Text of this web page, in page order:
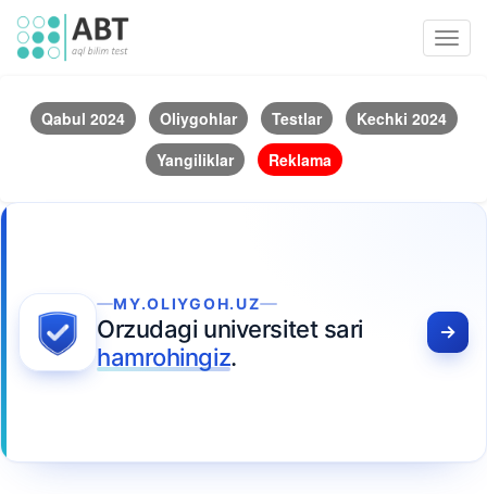
Qabul 2024 Oliygohlar Testlar
Kechki 2024
Yangiliklar
Reklama
MY.OLIYGOH.UZ
Orzudagi universitet sari
hamrohingiz.